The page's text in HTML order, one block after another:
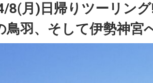
8(月)日帰りツーリング
鳥羽、そして伊勢神宮